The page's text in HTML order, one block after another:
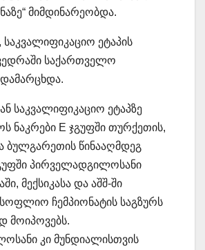
მიმდინარეობდა.
საკვალიფიკაციო ეტაპის
საქართველო
საკვალიფიკაციო ეტაპზე
ნაკრები E ჯგუფში თურქეთის,
ბულგარეთის წინააღმდეგ
პირველადგილოსანი
მექსიკასა და აშშ-ში
ჩემპიონატის საგზურს
მოიპოვებს.
კი მუნდიალისთვის